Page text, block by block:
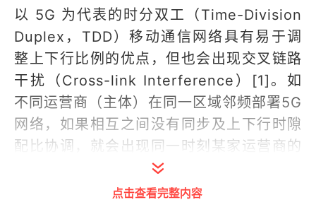
以 5G 为代表的时分双工（Time-Division
Duplex，TDD）移动通信网络具有易于调
整上下行比例的优点，但也会出现交叉链路
干扰（Cross-link Interference）[1]。如
不同运营商（主体）在同一区域邻频部署5G
网络，如果相互之间没有同步及上下行时隙
配比协调，就会出现同一时刻某家运营商的
基站（终端）处于发射模式，而另一家运营
商的基站（终端）处于接收模式的情况，由
点击查看完整内容